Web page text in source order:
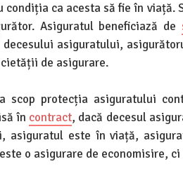
condiția ca acesta să fie în viață.
Asiguratul beneficiază de
asiguratului,
de asigurare.
scop protecția asiguratului
în contract, dacă decesul
asiguratul este în viață,
o asigurare de economisire,